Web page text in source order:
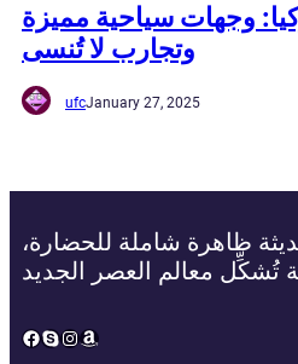
وجهات سياحية مميزة
وتجارب لا تُنسى
ufcJanuary 27, 2025
ظاهرة شاملة للحضارة،
تُشكِّل معالم العصر الجديد
Facebook
Skype
Instagram
Amazon